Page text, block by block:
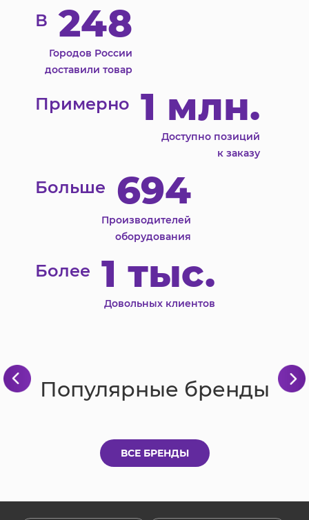
В 248
Городов России
доставили товар
Примерно 1 млн.
Доступно позиций
к заказу
Больше 694
Производителей
оборудования
Более 1 тыс.
Довольных клиентов
Популярные бренды
ВСЕ БРЕНДЫ